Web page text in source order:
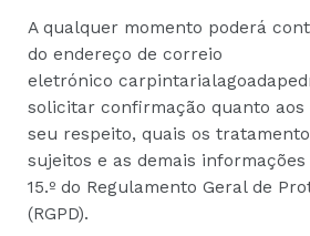
A qualquer momento poderá
do endereço de correio
eletrónico
solicitar confirmação quanto aos
seu respeito, quais os
sujeitos e as demais
15.º do Regulamento Geral de
(RGPD).